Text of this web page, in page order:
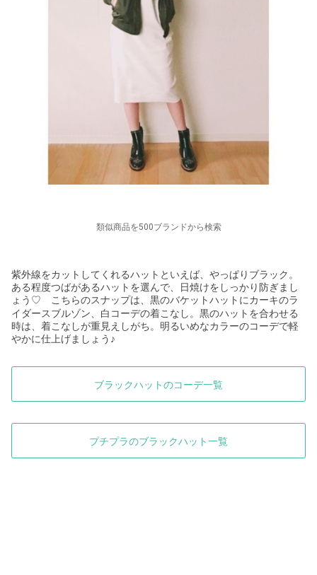
類似商品を500ブランドから検索
紫外線をカットしてくれるハットといえば、やっぱりブラック。
ある程度つばがあるハットを選んで、日焼けをしっかり防ぎまし
ょう ♡
こちらのスナップは、黒のバケットハットにカーキのラ
イダースブルゾン、白コーデの着こなし。黒のハットを合わせる
時は、着こなしが重見えしがち。明るいめなカラーのコーデで軽
やかに仕上げましょう♪
ブラックハットのコーデ一覧
プチプラのブラックハット一覧